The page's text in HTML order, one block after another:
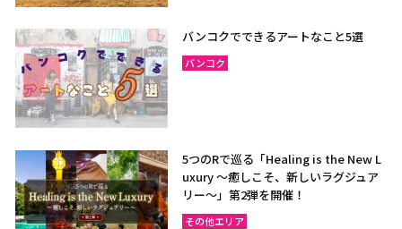
バンコクでできるアートなこと5選
バンコク
5つのRで巡る「Healing is the New L
uxury ～癒しこそ、新しいラグジュア
リー〜」第2弾を開催！
その他エリア